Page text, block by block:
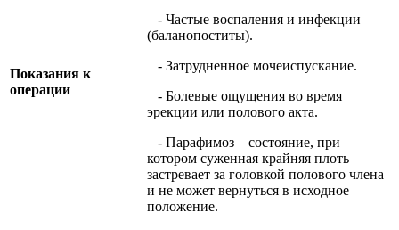
Показания к
операции
- Частые воспаления и инфекции
(баланопоститы).
- Затрудненное мочеиспускание.
- Болевые ощущения во время
эрекции или полового акта.
- Парафимоз – состояние, при
котором суженная крайняя плоть
застревает за головкой полового члена
и не может вернуться в исходное
положение.